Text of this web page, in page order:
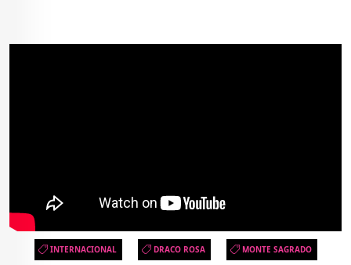
INTERNACIONAL DRACO ROSA MONTE SAGRADO